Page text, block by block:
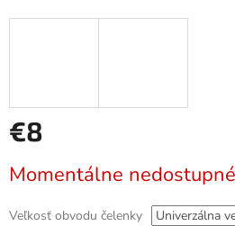
€8
cena:
Momentálne nedostupné
Veľkosť obvodu čelenky